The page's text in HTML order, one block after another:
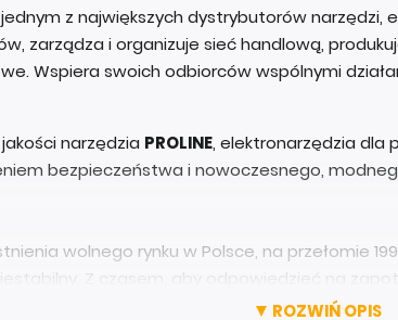
z największych dystrybutorów narzędzi,
zarządza i organizuje sieć handlową,
Wspiera swoich odbiorców wspólnymi
narzędzia PROLINE, elektronarzędzia dla
bezpieczeństwa i nowoczesnego,
wolnego rynku w Polsce, na przełomie
Z czasem, aby odpowiedzieć na
ROZWIŃ OPIS